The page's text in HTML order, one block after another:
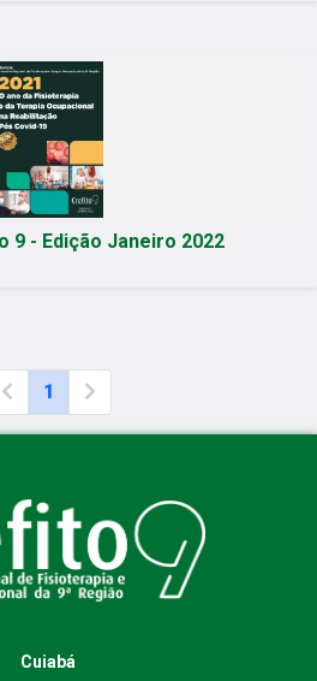
9 - Edição Janeiro 2022
1
Cuiabá